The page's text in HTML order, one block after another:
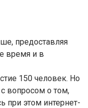
предоставляя
время и в
150 человек. Но
вопросом о том,
при этом интернет-